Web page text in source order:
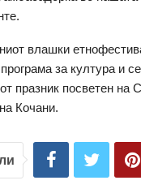
влашки
за култура и
празник посветен на
Кочани.